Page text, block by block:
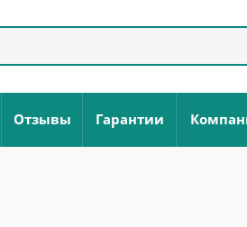
Отзывы Гарантии